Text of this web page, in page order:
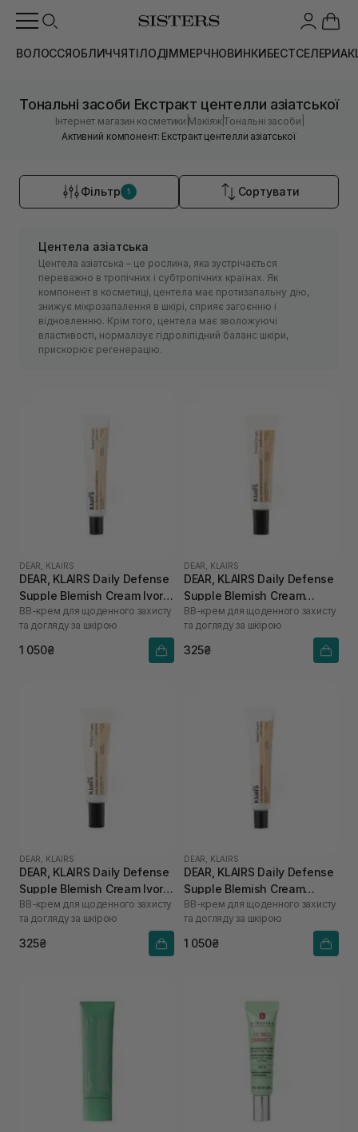
ВОЛОССЯОБЛИЧЧЯТІЛОДІММЕРЧНОВИНКИБЕСТСЕЛЕРИ
Тональні засоби Екстракт центелли азіатської
Інтернет магазин косметики |Макіяж|Тональні засоби
Активний компонент: Екстракт центелли азіатської
Фільтр 1 Сортувати
Центела азіатська
Центела азіатська – це рослина, яка зустрічається
переважно в тропічних і субтропічних країнах. Як
компонент в косметиці, центела має протизапальну дію,
знижує мікрозапалення в шкірі, сприяє загоєнню і
відновленню. Крім того, центела має зволожуючі
властивості, нормалізує гідроліпідний баланс шкіри,
прискорює регенерацію.
DEAR, KLAIRS
DEAR, KLAIRS Daily Defense
Supple Blemish Cream Ivory
Beige 40 г
BB-крем для щоденного захисту
та догляду за шкірою
1 050₴
DEAR, KLAIRS
DEAR, KLAIRS Daily Defense
Supple Blemish Cream
Natural Beige 10 г
BB-крем для щоденного захисту
та догляду за шкірою
325₴
DEAR, KLAIRS
DEAR, KLAIRS Daily Defense
Supple Blemish Cream Ivory
Beige 10 г
BB-крем для щоденного захисту
та догляду за шкірою
325₴
DEAR, KLAIRS
DEAR, KLAIRS Daily Defense
Supple Blemish Cream
Natural Beige 40 г
BB-крем для щоденного захисту
та догляду за шкірою
1 050₴